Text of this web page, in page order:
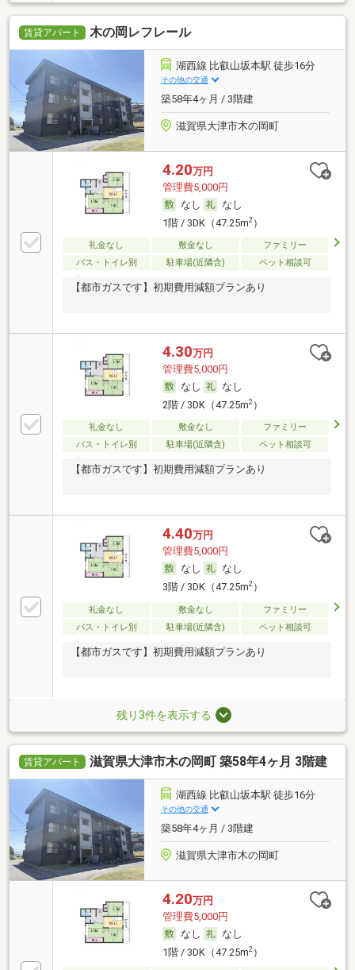
賃貸アパート 木の岡レフレール
湖西線 比叡山坂本駅 徒歩16分
その他の交通
築58年4ヶ月 / 3階建
滋賀県大津市木の岡町
4.20万円
管理費5,000円
なし
なし
1階 / 3DK（47.25m2）
礼金なし 敷金なし
ファミリー
バス・トイレ別
駐車場(近隣含) ペット相談可
【都市ガスです】初期費用減額プランあり
4.30万円
管理費5,000円
なし
なし
2階 / 3DK（47.25m2）
礼金なし 敷金なし
ファミリー
バス・トイレ別
駐車場(近隣含) ペット相談可
【都市ガスです】初期費用減額プランあり
4.40万円
管理費5,000円
なし
なし
3階 / 3DK（47.25m2）
礼金なし 敷金なし
ファミリー
バス・トイレ別
駐車場(近隣含) ペット相談可
【都市ガスです】初期費用減額プランあり
残り3件を表示する
賃貸アパート 滋賀県大津市木の岡町 築58年4ヶ月 3階建
湖西線 比叡山坂本駅 徒歩16分
その他の交通
築58年4ヶ月 / 3階建
滋賀県大津市木の岡町
4.20万円
管理費5,000円
なし
なし
1階 / 3DK（47.25m2）